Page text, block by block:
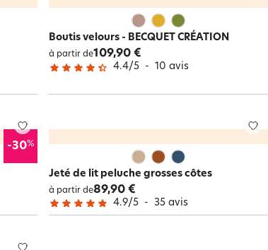
Boutis velours - BECQUET CRÉATION
à partir de109,90 €
4.4/5 - 10 avis
-30%
Jeté de lit peluche grosses côtes
à partir de89,90 €
4.9/5 - 35 avis